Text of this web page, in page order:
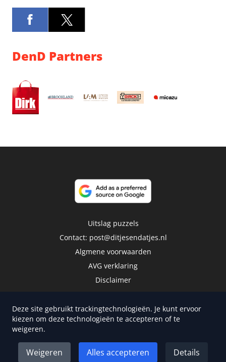
DenD Partners
Uitslag puzzels
Contact: post@ditjesendatjes.nl
Algmene voorwaarden
AVG verklaring
Disclaimer
Deze site gebruikt trackingtechnologieën. Je kunt ervoor
kiezen om deze technologieën te accepteren of te
weigeren.
Weigeren Alles accepteren Details